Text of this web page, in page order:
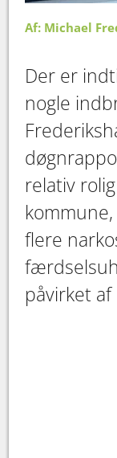
Af: Michael
Der er
nogle
relativ
flere
påvirket af